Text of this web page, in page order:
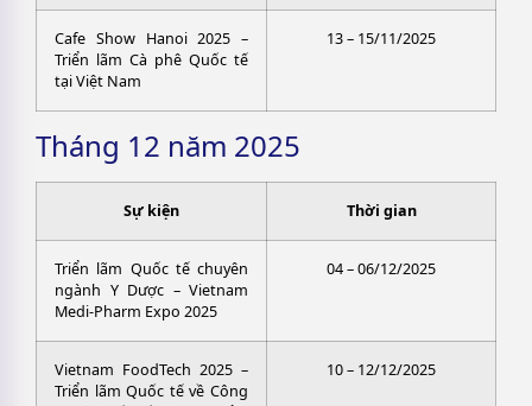
Cafe Show Hanoi 2025 –
Triển lãm Cà phê Quốc tế
tại Việt Nam
13 – 15/11/2025
Tháng 12 năm 2025
Sự kiện Thời gian
Triển lãm Quốc tế chuyên
ngành Y Dược – Vietnam
Medi-Pharm Expo 2025
04 – 06/12/2025
Vietnam FoodTech 2025 –
Triển lãm Quốc tế về Công
10 – 12/12/2025